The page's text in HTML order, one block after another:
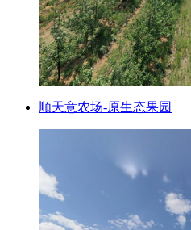
顺天意农场-原生态果园